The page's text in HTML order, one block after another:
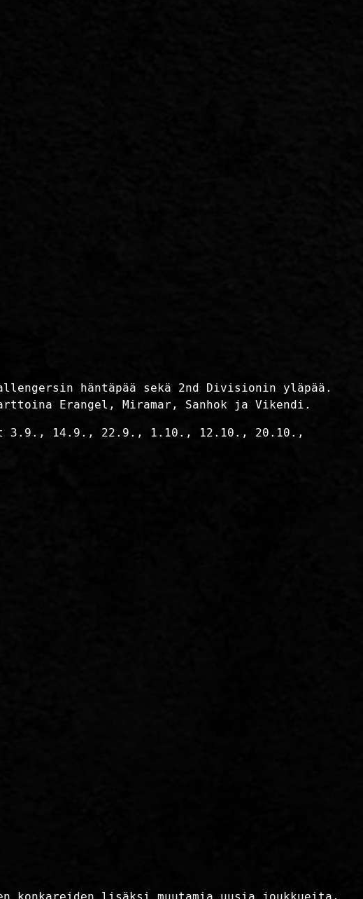
häntäpää sekä 2nd Divisionin yläpää.
Erangel, Miramar, Sanhok ja Vikendi.
3.9., 14.9., 22.9., 1.10., 12.10., 20.10.,